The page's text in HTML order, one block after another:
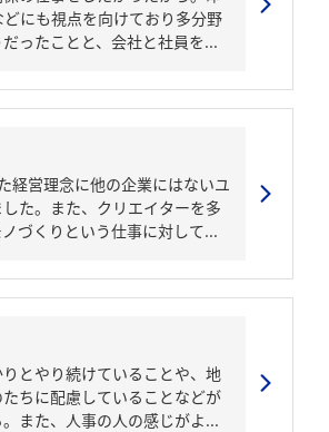
どにも視点を向けており多分野
ったことと、会社と社員を...
経営理念に他の企業にはないユ
た。また、クリエイターを多
づくりという仕事に対して...
とやり続けていることや、地
ちに配慮していることなどが
また、人事の人の感じがよ...